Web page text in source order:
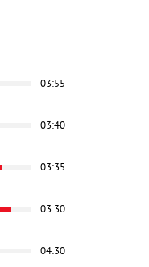
03:55
03:40
03:35
03:30
04:30